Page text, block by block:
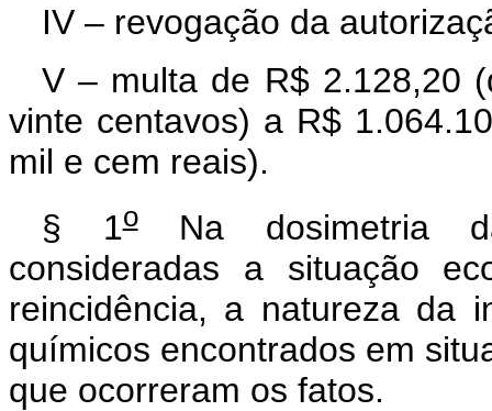
IV – revogação da
V – multa de R$ 2.128,20
vinte centavos) a R$
mil e cem reais).
§ 1oNa dosimetria
consideradas a situação
reincidência, a natureza da
químicos encontrados em
que ocorreram os fatos.